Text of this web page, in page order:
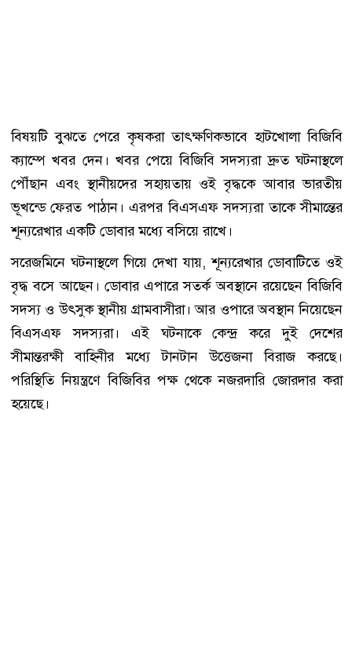
বিষয়টি বুঝতে পেরে কৃষকরা তাৎক্ষণিকভাবে হাটখোলা বিজিবি
ক্যাম্পে খবর দেন। খবর পেয়ে বিজিবি সদস্যরা দ্রুত ঘটনাস্থলে
পৌঁছান এবং স্থানীয়দের সহায়তায় ওই বৃদ্ধকে আবার ভারতীয়
ভূখন্ডে ফেরত পাঠান। এরপর বিএসএফ সদস্যরা তাকে সীমান্তের
শূন্যরেখার একটি ডোবার মধ্যে বসিয়ে রাখে।
সরেজমিনে ঘটনাস্থলে গিয়ে দেখা যায়, শূন্যরেখার ডোবাটিতে ওই
বৃদ্ধ বসে আছেন। ডোবার এপারে সতর্ক অবস্থানে রয়েছেন বিজিবি
সদস্য ও উৎসুক স্থানীয় গ্রামবাসীরা। আর ওপারে অবস্থান নিয়েছেন
বিএসএফ সদস্যরা। এই ঘটনাকে কেন্দ্র করে দুই দেশের
সীমান্তরক্ষী বাহিনীর মধ্যে টানটান উত্তেজনা বিরাজ করছে।
পরিস্থিতি নিয়ন্ত্রণে বিজিবির পক্ষ থেকে নজরদারি জোরদার করা
হয়েছে।